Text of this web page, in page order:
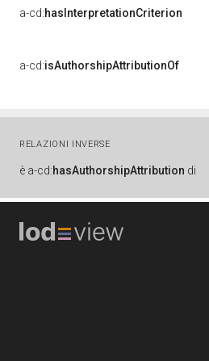
a-cd:hasInterpretationCriterion
a-cd:isAuthorshipAttributionOf
RELAZIONI INVERSE
è a-cd:hasAuthorshipAttribution di